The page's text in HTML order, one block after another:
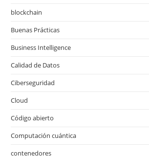
blockchain
Buenas Prácticas
Business Intelligence
Calidad de Datos
Ciberseguridad
Cloud
Código abierto
Computación cuántica
contenedores